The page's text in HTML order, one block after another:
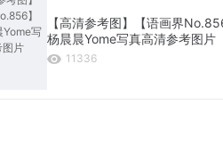
【高清参考图】【语画界
杨晨晨Yome写真高清参考图片
11336